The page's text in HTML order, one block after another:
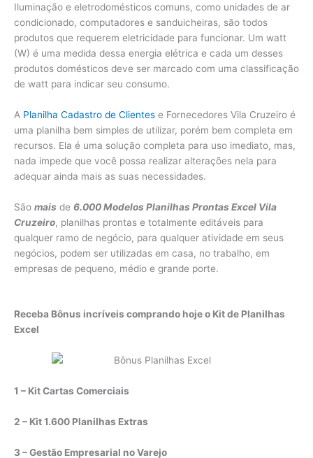
Iluminação e eletrodomésticos comuns, como unidades de ar
condicionado, computadores e sanduicheiras, são todos
produtos que requerem eletricidade para funcionar. Um watt
(W) é uma medida dessa energia elétrica e cada um desses
produtos domésticos deve ser marcado com uma classificação
de watt para indicar seu consumo.
A Planilha Cadastro de Clientes e Fornecedores Vila Cruzeiro é
uma planilha bem simples de utilizar, porém bem completa em
recursos. Ela é uma solução completa para uso imediato, mas,
nada impede que você possa realizar alterações nela para
adequar ainda mais as suas necessidades.
São mais de 6.000 Modelos Planilhas Prontas Excel Vila
Cruzeiro, planilhas prontas e totalmente editáveis para
qualquer ramo de negócio, para qualquer atividade em seus
negócios, podem ser utilizadas em casa, no trabalho, em
empresas de pequeno, médio e grande porte.
Receba Bônus incríveis comprando hoje o Kit de Planilhas
Excel
1 – Kit Cartas Comerciais
2 – Kit 1.600 Planilhas Extras
3 – Gestão Empresarial no Varejo